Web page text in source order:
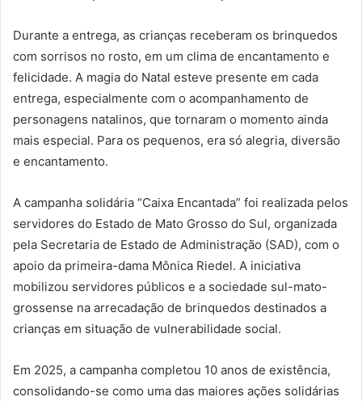
Durante a entrega, as crianças receberam os brinquedos
com sorrisos no rosto, em um clima de encantamento e
felicidade. A magia do Natal esteve presente em cada
entrega, especialmente com o acompanhamento de
personagens natalinos, que tornaram o momento ainda
mais especial. Para os pequenos, era só alegria, diversão
e encantamento.
A campanha solidária “Caixa Encantada” foi realizada pelos
servidores do Estado de Mato Grosso do Sul, organizada
pela Secretaria de Estado de Administração (SAD), com o
apoio da primeira-dama Mônica Riedel. A iniciativa
mobilizou servidores públicos e a sociedade sul-mato-
grossense na arrecadação de brinquedos destinados a
crianças em situação de vulnerabilidade social.
Em 2025, a campanha completou 10 anos de existência,
consolidando-se como uma das maiores ações solidárias